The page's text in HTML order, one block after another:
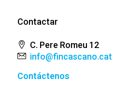
Contactar
C. Pere Romeu 12
info@fincascano.cat
Contáctenos